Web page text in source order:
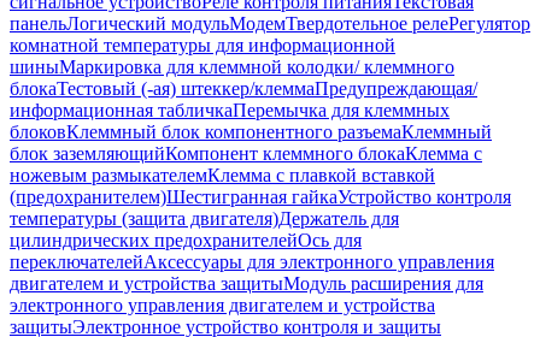
панельЛогический модульМодемТвердотельное релеРегулятор
комнатной температуры для информационной
шиныМаркировка для клеммной колодки/ клеммного
блокаТестовый (-ая) штеккер/клеммаПредупреждающая/
информационная табличкаПеремычка для клеммных
блоковКлеммный блок компонентного разъемаКлеммный
блок заземляющийКомпонент клеммного блокаКлемма с
ножевым размыкателемКлемма с плавкой вставкой
(предохранителем)Шестигранная гайкаУстройство контроля
температуры (защита двигателя)Держатель для
цилиндрических предохранителейОсь для
переключателейАксессуары для электронного управления
двигателем и устройства защитыМодуль расширения для
электронного управления двигателем и устройства
защитыЭлектронное устройство контроля и защиты